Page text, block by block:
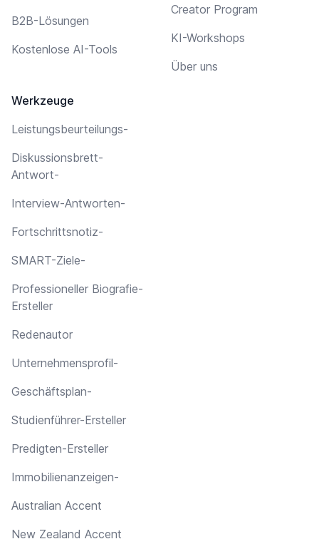
B2B-Lösungen
Kostenlose AI-Tools
Werkzeuge
Leistungsbeurteilungs-
Diskussionsbrett-
Antwort-
Interview-Antworten-
Fortschrittsnotiz-
SMART-Ziele-
Professioneller Biografie-
Ersteller
Redenautor
Unternehmensprofil-
Geschäftsplan-
Studienführer-Ersteller
Predigten-Ersteller
Immobilienanzeigen-
Australian Accent
New Zealand Accent
Creator Program
KI-Workshops
Über uns